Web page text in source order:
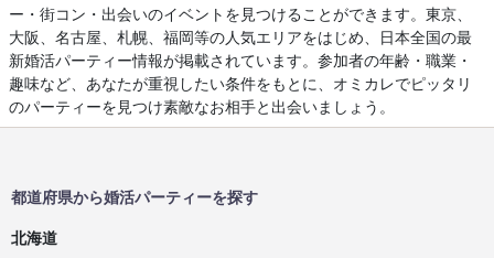
ー・街コン・出会いのイベントを見つけることができます。東京、
大阪、名古屋、札幌、福岡等の人気エリアをはじめ、日本全国の最
新婚活パーティー情報が掲載されています。参加者の年齢・職業・
趣味など、あなたが重視したい条件をもとに、オミカレでピッタリ
のパーティーを見つけ素敵なお相手と出会いましょう。
都道府県から婚活パーティーを探す
北海道